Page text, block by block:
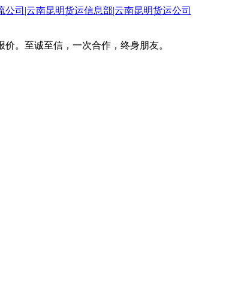
。至诚至信，一次合作，终身朋友。